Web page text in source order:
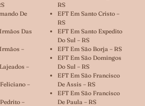
De
Das
–
–
–
–
RS
EFT Em Santo Cristo –
RS
EFT Em Santo Expedito
Do Sul – RS
EFT Em São Borja – RS
EFT Em São Domingos
Do Sul – RS
EFT Em São Francisco
De Assis – RS
EFT Em São Francisco
De Paula – RS